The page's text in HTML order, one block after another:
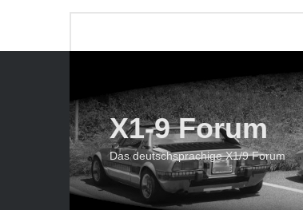
X1-9 Forum
Das deutschsprachige X1/9 Forum